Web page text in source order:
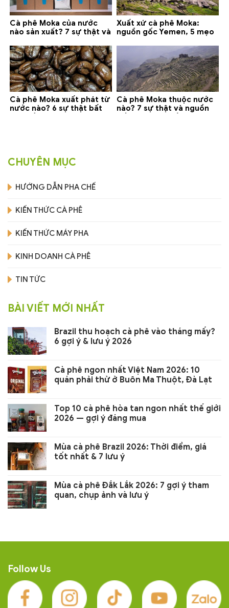
Cà phê Moka của nước
nào sản xuất? 7 sự thật và
Xuất xứ cà phê Moka:
nguồn gốc Yemen, 5 mẹo
Cà phê Moka xuất phát từ
nước nào? 6 sự thật bất
Cà phê Moka thuộc nước
nào? 7 sự thật và nguồn
CHUYÊN MỤC
HƯỚNG DẪN PHA CHẾ
KIẾN THỨC CÀ PHÊ
KIẾN THỨC MÁY PHA
KINH DOANH CÀ PHÊ
TIN TỨC
BÀI VIẾT MỚI NHẤT
Brazil thu hoạch cà phê vào tháng mấy?
6 gợi ý & lưu ý 2026
Cà phê ngon nhất Việt Nam 2026: 10
quán phải thử ở Buôn Ma Thuột, Đà Lạt
Top 10 cà phê hòa tan ngon nhất thế giới
2026 — gợi ý đáng mua
Mùa cà phê Brazil 2026: Thời điểm, giá
tốt nhất & 7 lưu ý
Mùa cà phê Đắk Lắk 2026: 7 gợi ý tham
quan, chụp ảnh và lưu ý
Follow Us